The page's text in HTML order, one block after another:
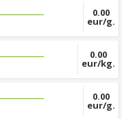
0.00
eur/g.
0.00
eur/kg.
0.00
eur/g.